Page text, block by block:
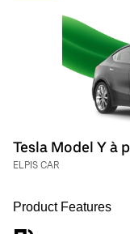
Tesla Model Y à
ELPIS CAR
Product Features